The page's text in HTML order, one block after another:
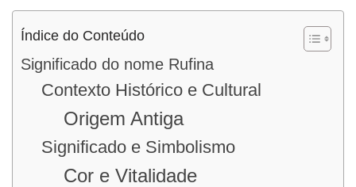
Índice do Conteúdo
Significado do nome Rufina
Contexto Histórico e Cultural
Origem Antiga
Significado e Simbolismo
Cor e Vitalidade